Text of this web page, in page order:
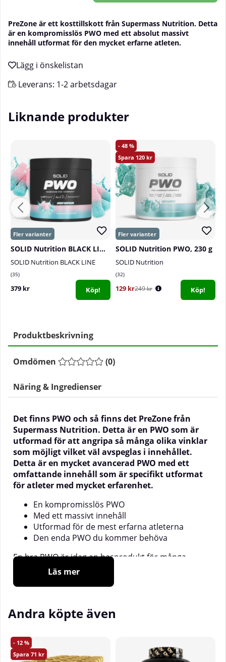
PreZone är ett kosttillskott från Supermass Nutrition. Detta
är en kompromisslös PWO med ett absolut massivt
innehåll utformat för den mycket erfarne atleten.
Leverans: 1-2 arbetsdagar
Liknande produkter
SOLID Nutrition BLACK LINE PWO, 400 g
SOLID Nutrition BLACK LINE
35
379 kr Köp!
48
120
SOLID Nutrition PWO, 230 g
SOLID Nutrition
32
129 kr249 kr Köp!
Produktbeskrivning
Omdömen (0)
Näring & Ingredienser
Det finns PWO och så finns det PreZone från
Supermass Nutrition. Detta är en PWO som är
utformad för att angripa så många olika vinklar
som möjligt vilket väl avspeglas i innehållet.
Detta är en mycket avancerad PWO med ett
omfattande innehåll som är specifikt utformat
för atleter med mycket erfarenhet.
En kompromisslös PWO
Med ett massivt innehåll
Utformad för de mest erfarna atleterna
Den enda PWO du kommer behöva
En bra PWO är idag en basprodukt för många
atleter. Precis som kreatin eller protein. Men alla
tar Supermass ett stort kliv framåt i marknadens
med ett lika kompromisslöst innehåll.
ingredienser men Supermass har inte snålat på
doseringarna. För att säkerställa för att du ska få
Läs mer
Andra köpte även
12
71